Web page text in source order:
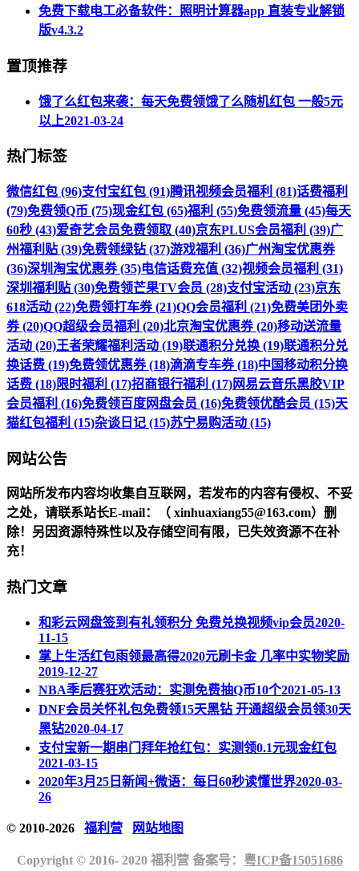
免费下载电工必备软件：照明计算器app 直装专业解锁
版v4.3.2
置顶推荐
饿了么红包来袭：每天免费领饿了么随机红包 一般5元
以上2021-03-24
热门标签
微信红包 (96)支付宝红包 (91)腾讯视频会员福利 (81)话费福利
(79)免费领Q币 (75)现金红包 (65)福利 (55)免费领流量 (45)每天
60秒 (43)爱奇艺会员免费领取 (40)京东PLUS会员福利 (39)广
州福利贴 (39)免费领绿钻 (37)游戏福利 (36)广州淘宝优惠券
(36)深圳淘宝优惠券 (35)电信话费充值 (32)视频会员福利 (31)
深圳福利贴 (30)免费领芒果TV会员 (28)支付宝活动 (23)京东
618活动 (22)免费领打车券 (21)QQ会员福利 (21)免费美团外卖
券 (20)QQ超级会员福利 (20)北京淘宝优惠券 (20)移动送流量
活动 (20)王者荣耀福利活动 (19)联通积分兑换 (19)联通积分兑
换话费 (19)免费领优惠券 (18)滴滴专车券 (18)中国移动积分换
话费 (18)限时福利 (17)招商银行福利 (17)网易云音乐黑胶VIP
会员福利 (16)免费领百度网盘会员 (16)免费领优酷会员 (15)天
猫红包福利 (15)杂谈日记 (15)苏宁易购活动 (15)
网站公告
网站所发布内容均收集自互联网，若发布的内容有侵权、不妥
之处，请联系站长E-mail：（ xinhuaxiang55@163.com）删
除！另因资源特殊性以及存储空间有限，已失效资源不在补
充！
热门文章
和彩云网盘签到有礼领积分 免费兑换视频vip会员2020-
11-15
掌上生活红包雨领最高得2020元刷卡金 几率中实物奖励
2019-12-27
NBA季后赛狂欢活动：实测免费抽Q币10个2021-05-13
DNF会员关怀礼包免费领15天黑钻 开通超级会员领30天
黑钻2020-04-17
支付宝新一期串门拜年抢红包：实测领0.1元现金红包
2021-03-15
2020年3月25日新闻+微语：每日60秒读懂世界2020-03-
26
© 2010-2026 福利营 网站地图
Copyright © 2016- 2020 福利营 备案号： 粤ICP备15051686